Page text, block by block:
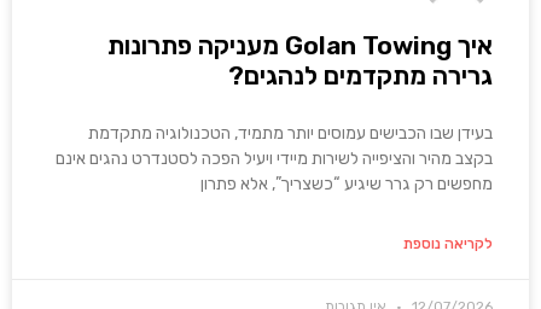
איך Golan Towing מעניקה פתרונות
גרירה מתקדמים לנהגים?
בעידן שבו הכבישים עמוסים יותר מתמיד, הטכנולוגיה מתקדמת
בקצב מהיר והציפייה לשירות מיידי ויעיל הפכה לסטנדרט נהגים אינם
מחפשים רק גרר שיגיע “כשצריך”, אלא פתרון
לקריאה נוספת